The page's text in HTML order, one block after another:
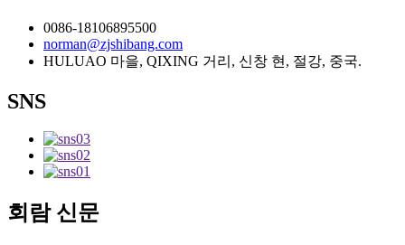
0086-18106895500
norman@zjshibang.com
HULUAO 마을, QIXING 거리, 신창 현, 절강, 중국.
SNS
회람 신문